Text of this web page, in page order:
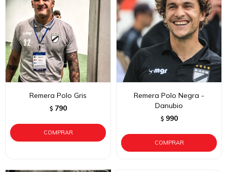
Remera Polo Gris
$ 790
Remera Polo Negra -
Danubio
$ 990